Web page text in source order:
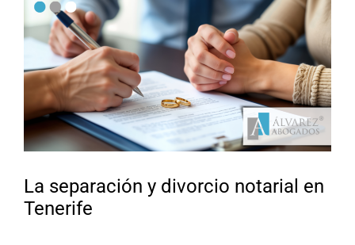
La separación y divorcio notarial en
Tenerife